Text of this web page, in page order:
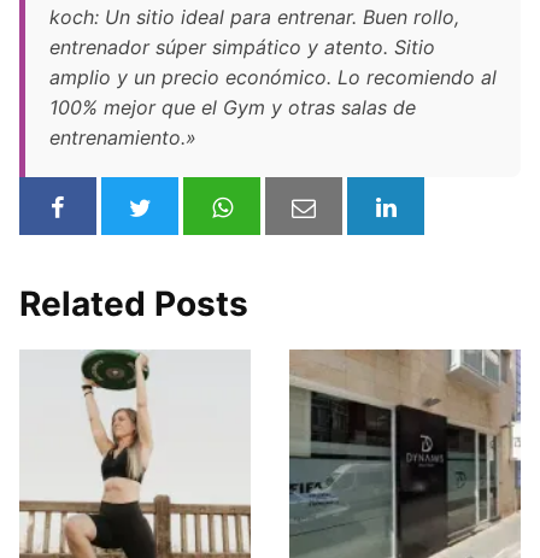
koch: Un sitio ideal para entrenar. Buen rollo,
entrenador súper simpático y atento. Sitio
amplio y un precio económico. Lo recomiendo al
100% mejor que el Gym y otras salas de
entrenamiento.»
Related Posts